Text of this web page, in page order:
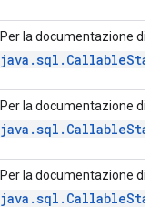
Per la documentazione di
Per la documentazione di
Per la documentazione di